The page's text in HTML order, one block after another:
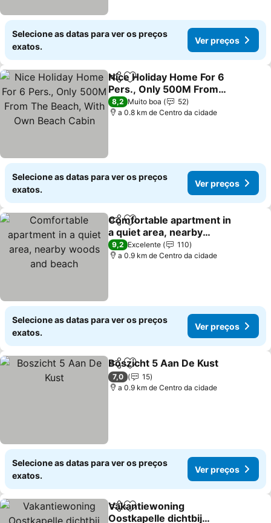
Selecione as datas para ver os preços
exatos.
Ver preços
PartilharAdicionar aos favoritos
Nice Holiday Home For 6
Pers., Only 500M From
The Beach, With Own
Beach Cabin
8,2 Muito boa
52
a 0.8 km de Centro da cidade
Selecione as datas para ver os preços
exatos.
Ver preços
PartilharAdicionar aos favoritos
Comfortable apartment in
a quiet area, nearby
woods and beach
9,2 Excelente
110
a 0.9 km de Centro da cidade
Selecione as datas para ver os preços
exatos.
Ver preços
PartilharAdicionar aos favoritos
Boszicht 5 Aan De Kust
7,0
15
a 0.9 km de Centro da cidade
Selecione as datas para ver os preços
exatos.
Ver preços
PartilharAdicionar aos favoritos
Vakantiewoning
Oostkapelle dichtbij